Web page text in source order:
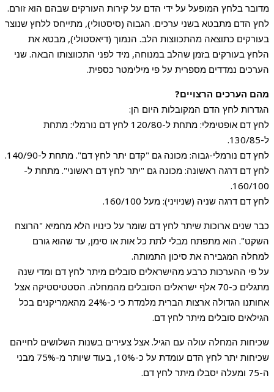
מדובר בלחץ המופעל על ידי הדם על קירות העורקים שבהם הוא זורם.
לחץ הדם מתבטא בשני ערכים. הגבוה (סיסטולי), מתייחס ללחץ שנוצר
בעורקים כתוצאה מהתכווצות הלב. הנמוך (דיאסטולי), מבטא את
הלחץ בעורקים בזמן שהלב במנוחה, מיד לפני התכווצותו הבאה. שני
הערכים נמדדים מספרית על פי מילימטר כספית.
מהם הערכים הרצויים?
הגדרות לחץ הדם המקובלות היום הן:
לחץ דם אופטימלי: מתחת ל-120/80 לחץ דם נורמלי: מתחת
ל-130/85.
לחץ דם נורמלי-גבוה: מכונה גם "קדם יתר לחץ דם". מתחת ל-140/90.
לחץ דם דרגה ראשונה: מכונה גם "יתר לחץ דם ראשוני". מתחת ל-
160/100.
לחץ דם דרגה שניה (שניויני): מעל 160/100.
כבר שנים ארוכות שיתר לחץ דם שומר על כינויו הלא מחמיא "הרוצח
השקט". הוא מתפתח מבלי לתת כל אות או סימן, עד שהוא גורם
למחלה המגבירה את סיכון התמותה.
על פי ההערכות כרבע מהישראלים סובלים מיתר לחץ דם ומדי שנה
מתגלים כ-70 אלף ישראלים הסובלים מהמחלה. הסטטיסטיקה אצל
אחותנו הגדולה ארצות הברית מלמדת כי כ-24% מהאמריקנים בכל
הגילאים סובלים מיתר לחץ דם.
שכיחות המחלה עולה עם הגיל. אצל צעירים בשנות השלושים לחייהם
שכיחות יתר לחץ הדם עומדת על כ-10%, בעוד שיותר מ-75% מבני
ה-75 ומעלה יסבלו מיתר לחץ דם.